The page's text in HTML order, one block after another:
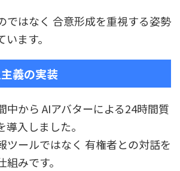
ではなく 合意形成を重視する姿勢
ます。
義の実装
中から AIアバターによる24時間質
入しました。
ツールではなく 有権者との対話を
みです。